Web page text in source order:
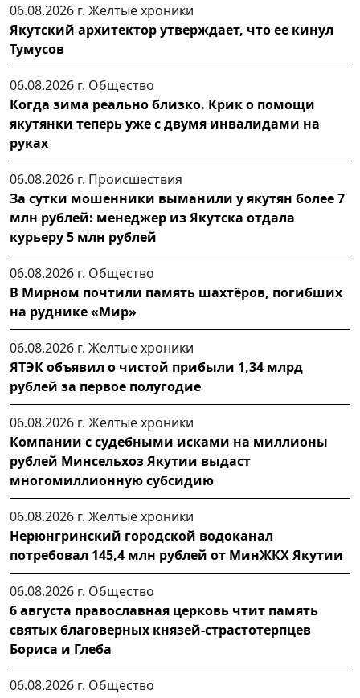
06.08.2026 г. Желтые хроники
Якутский архитектор утверждает, что ее кинул
Тумусов
06.08.2026 г. Общество
Когда зима реально близко. Крик о помощи
якутянки теперь уже с двумя инвалидами на
руках
06.08.2026 г. Происшествия
За сутки мошенники выманили у якутян более 7
млн рублей: менеджер из Якутска отдала
курьеру 5 млн рублей
06.08.2026 г. Общество
В Мирном почтили память шахтёров, погибших
на руднике «Мир»
06.08.2026 г. Желтые хроники
ЯТЭК объявил о чистой прибыли 1,34 млрд
рублей за первое полугодие
06.08.2026 г. Желтые хроники
Компании с судебными исками на миллионы
рублей Минсельхоз Якутии выдаст
многомиллионную субсидию
06.08.2026 г. Желтые хроники
Нерюнгринский городской водоканал
потребовал 145,4 млн рублей от МинЖКХ Якутии
06.08.2026 г. Общество
6 августа православная церковь чтит память
святых благоверных князей-страстотерпцев
Бориса и Глеба
06.08.2026 г. Общество